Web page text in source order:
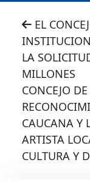
EL
LA
MILLONES
CONCEJO
CAUCANA Y
ARTISTA
CULTURA Y